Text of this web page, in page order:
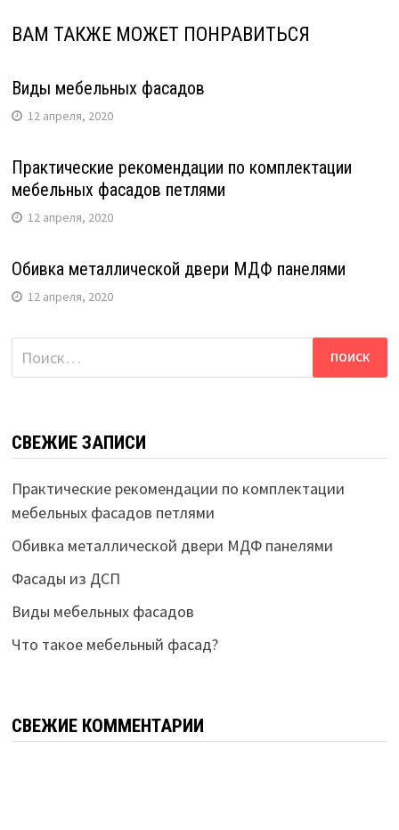
ВАМ ТАКЖЕ МОЖЕТ ПОНРАВИТЬСЯ
Виды мебельных фасадов
12 апреля, 2020
Практические рекомендации по комплектации
мебельных фасадов петлями
12 апреля, 2020
Обивка металлической двери МДФ панелями
12 апреля, 2020
Найти:
СВЕЖИЕ ЗАПИСИ
Практические рекомендации по комплектации
мебельных фасадов петлями
Обивка металлической двери МДФ панелями
Фасады из ДСП
Виды мебельных фасадов
Что такое мебельный фасад?
СВЕЖИЕ КОММЕНТАРИИ